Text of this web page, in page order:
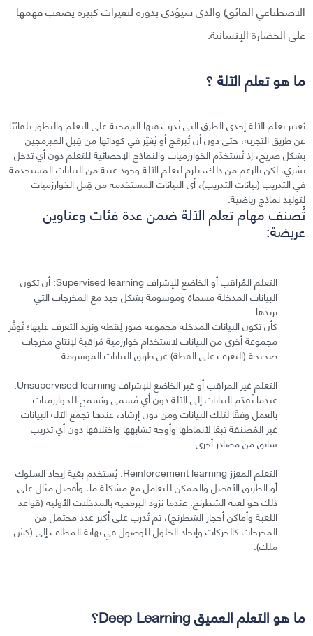
الاصطناعي الفائق) والذي سيؤدي بدوره لتغيرات كبيرة يصعب فهمها
على الحضارة الإنسانية.
ما هو تعلم الآلة ؟
يُعتبر تعلم الآلة إحدى الطرق التي تُدرب فيها البرمجية على التعلم والتطور تلقائيًا
عن طريق التجربة، حتى دون أن تُبرمَج أو يُغيّر في كوداتها من قِبل المبرمجين
بشكل صريح، إذ تُستخدَم الخوارزميات والنماذج الإحصائية للتعلم دون أي تدخل
بشري، لكن بالرغم من ذلك، يلزم لتعلم الآلة وجود عينة من البيانات المستخدمة
في التدريب (بيانات التدريب)، أي البيانات المستخدمة من قِبل الخوارزميات
لتوليد نماذج رياضية.
تُصنف مهام تعلم الآلة ضمن عدة فئات وعناوين
عريضة:
التعلم المُراقب أو الخاضع للإشراف Supervised learning: أن تكون
البيانات المدخلة مسماة وموسومة بشكل جيد مع المخرجات التي
نريدها.
كأن تكون البيانات المدخلة مجموعة صور لِقطة ونريد التعرف عليها؛ تُوفَّر
مجموعة أخرى من البيانات لاستخدام خوارزمية مُراقبة لإنتاج مخرجات
صحيحة (التعرف على القطة) عن طريق البيانات الموسومة.
التعلم غير المراقب أو غير الخاضع للإشراف Unsupervised learning:
عندما تُقدَم البيانات إلى الآلة دون أي مُسمى ويُسمح للخوارزميات
بالعمل وفقًا لتلك البيانات ومن دون إرشاد، عندها تجمع الآلة البيانات
غير المُصنفة تبعًا لأنماطها وأوجه تشابهها واختلافها دون أي تدريب
سابق من مصادر أخرى.
التعلم المعزز Reinforcement learning: يُستخدم بغية إيجاد السلوك
أو الطريق الأفضل والممكن للتعامل مع مشكلة ما، وأفضل مثال على
ذلك هو لعبة الشطرنج. عندما نزود البرمجية بالمدخلات الأولية (قواعد
اللعبة وأماكن أحجار الشطرنج)، ثم تُدرب على أكبر عدد محتمل من
المخرجات كالحركات وإيجاد الحلول للوصول في نهاية المطاف إلى (كش
ملك).
ما هو التعلم العميق Deep Learning؟